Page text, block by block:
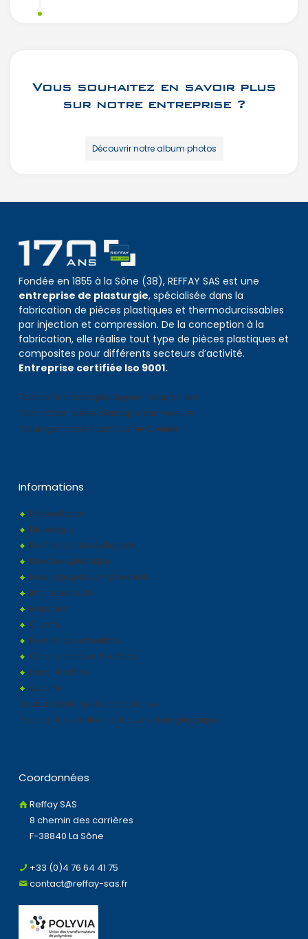
Vous souhaitez en savoir plus
sur notre entreprise ?
Découvrir notre album photos
Fondée en 1855 à la Sône (38), REFFAY SAS est une
entreprise de plasturgie, spécialisée dans la
fabrication de pièces plastiques et thermodurcissables
par injection et compression. De la conception à la
fabrication, elle réalise tout type de pièces plastiques et
composites pour différents secteurs d’activité.
Entreprise certifiée Iso 9001.
Fabricant pièces plastiques industrielles
Fabrication pièce plastique sur mesure
Moulage piece plastique ferroviaire
Informations
Présentation
Historique
De l'idée à la réalisation
Injection plastique
Moulage par compression
Impression 3D
Marchés
Clients
Dernières actualités
Galerie photos & vidéos
Parc Machine
Qualité
Sous traitant injection plastique
Fabricant de boite plastique et bac plastique
Coordonnées
Reffay SAS
8 chemin des carrières
F-38840 La Sône
+33 (0)4 76 64 41 75
contact@reffay-sas.fr